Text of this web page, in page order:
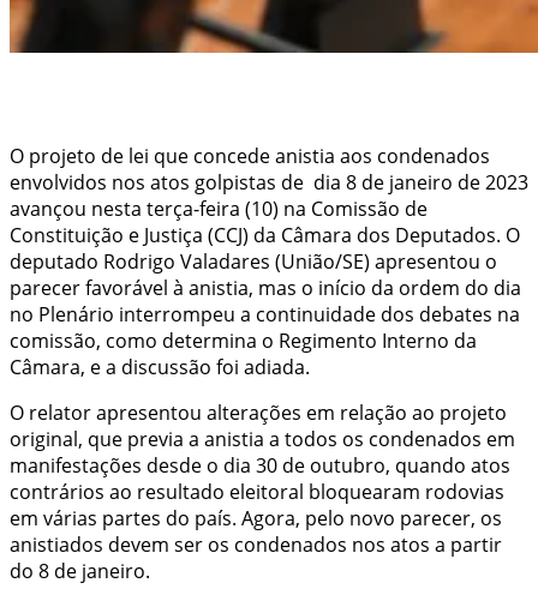
O projeto de lei que concede anistia aos condenados
envolvidos nos atos golpistas de dia 8 de janeiro de 2023
avançou nesta terça-feira (10) na Comissão de
Constituição e Justiça (CCJ) da Câmara dos Deputados. O
deputado Rodrigo Valadares (União/SE) apresentou o
parecer favorável à anistia, mas o início da ordem do dia
no Plenário interrompeu a continuidade dos debates na
comissão, como determina o Regimento Interno da
Câmara, e a discussão foi adiada.
O relator apresentou alterações em relação ao projeto
original, que previa a anistia a todos os condenados em
manifestações desde o dia 30 de outubro, quando atos
contrários ao resultado eleitoral bloquearam rodovias
em várias partes do país. Agora, pelo novo parecer, os
anistiados devem ser os condenados nos atos a partir
do 8 de janeiro.